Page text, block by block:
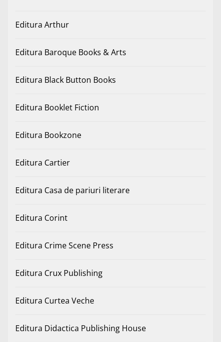
Editura Arthur
Editura Baroque Books & Arts
Editura Black Button Books
Editura Booklet Fiction
Editura Bookzone
Editura Cartier
Editura Casa de pariuri literare
Editura Corint
Editura Crime Scene Press
Editura Crux Publishing
Editura Curtea Veche
Editura Didactica Publishing House